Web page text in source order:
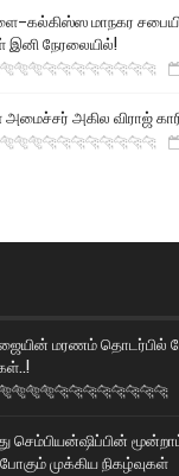
மாநகர
இனி நேரலையில்!
அகில விராஜ்
மரணம் தொடர்பில்
செம்பியன்ஷிப்பின்
முக்கிய நிகழ்வுகள்